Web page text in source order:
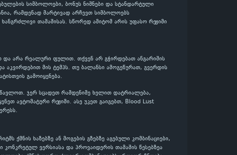
სიმბოლოები, ბონუს ნიშნები და სტანდარტული
რამდენად მარტივად არჩევთ სიმბოლოებს
თამაშისას. სწორედ ამიტომ არის უფასო რეჟიმი
და არა რეალური ფულით. თქვენ არ გჭირდებათ ანგარიშის
მის ტემპს. თუ ბალანსი ამოგეწურათ, გვერდის
გამოიყენება.
ჯერ სცადეთ რამდენიმე ხელით დატრიალება,
ავტომატური რეჟიმი. ასე უკეთ გაიგებთ, Blood Lust
ქმნის ხაზებზე ან მოგების გზებზე აგებული კომბინაციები,
ვერსიასა და პროვაიდერის თამაშის წესებზეა